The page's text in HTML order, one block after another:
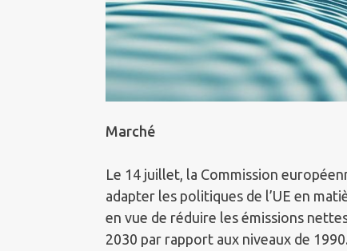
Marché
Le 14 juillet, la Commission
adapter les politiques de l’UE en
en vue de réduire les émissions
2030 par rapport aux niveaux de